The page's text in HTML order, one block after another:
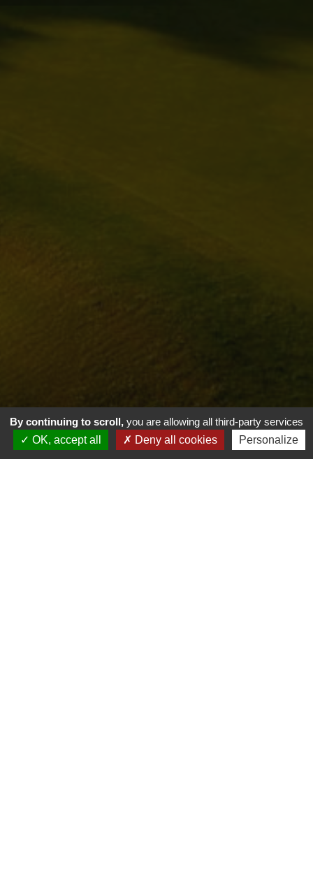
By continuing to scroll, you are allowing all third-party services
OK, accept all
Deny all cookies Personalize